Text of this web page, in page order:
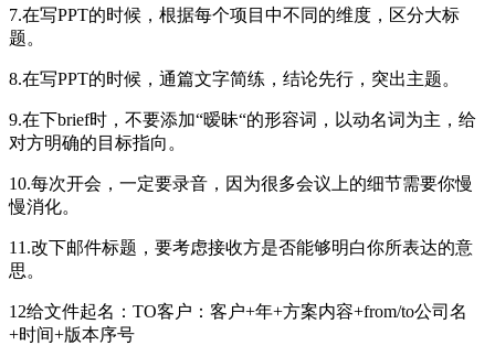
7.在写PPT的时候，根据每个项目中不同的维度，区分大标
题。
8.在写PPT的时候，通篇文字简练，结论先行，突出主题。
9.在下brief时，不要添加“暧昧“的形容词，以动名词为主，给
对方明确的目标指向。
10.每次开会，一定要录音，因为很多会议上的细节需要你慢
慢消化。
11.改下邮件标题，要考虑接收方是否能够明白你所表达的意
思。
12给文件起名：TO客户：客户+年+方案内容+from/to公司名
+时间+版本序号